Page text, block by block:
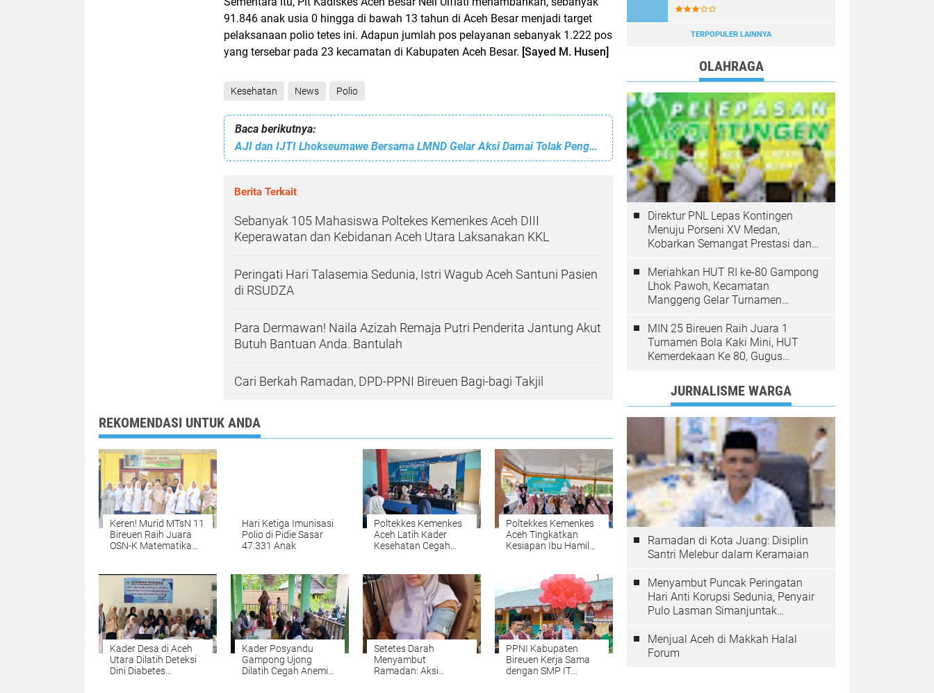
91.846 anak usia 0 hingga di bawah 13 tahun di Aceh Besar menjadi target
pelaksanaan polio tetes ini. Adapun jumlah pos pelayanan sebanyak 1.222 pos
yang tersebar pada 23 kecamatan di Kabupaten Aceh Besar. [Sayed M. Husen]
Kesehatan News Polio
Baca berikutnya:
AJI dan IJTI Lhokseumawe Bersama LMND Gelar Aksi Damai Tolak Pengesahan RKUHP
Berita Terkait
Sebanyak 105 Mahasiswa Poltekes Kemenkes Aceh DIII
Keperawatan dan Kebidanan Aceh Utara Laksanakan KKL
Peringati Hari Talasemia Sedunia, Istri Wagub Aceh Santuni Pasien
di RSUDZA
Para Dermawan! Naila Azizah Remaja Putri Penderita Jantung Akut
Butuh Bantuan Anda. Bantulah
Cari Berkah Ramadan, DPD-PPNI Bireuen Bagi-bagi Takjil
REKOMENDASI UNTUK ANDA
Keren! Murid MTsN 11
Bireuen Raih Juara
OSN-K Matematika
Hari Ketiga Imunisasi
Polio di Pidie Sasar
47.331 Anak
Poltekkes Kemenkes
Aceh Latih Kader
Kesehatan Cegah
"Gasting"
Poltekkes Kemenkes
Aceh Tingkatkan
Kesiapan Ibu Hamil
Persalinan Berbasis
Kearifan Lokal
Kader Desa di Aceh
Utara Dilatih Deteksi
Dini Diabetes
Kader Posyandu
Gampong Ujong
Dilatih Cegah Anemia
Setetes Darah
Menyambut
Ramadan: Aksi
PPNI Kabupaten
Bireuen Kerja Sama
dengan SMP IT
TERPOPULER LAINNYA
OLAHRAGA
Direktur PNL Lepas Kontingen
Menuju Porseni XV Medan,
Kobarkan Semangat Prestasi dan
Meriahkan HUT RI ke-80 Gampong
Lhok Pawoh, Kecamatan
Manggeng Gelar Turnamen
MIN 25 Bireuen Raih Juara 1
Turnamen Bola Kaki Mini, HUT
Kemerdekaan Ke 80, Gugus
JURNALISME WARGA
Ramadan di Kota Juang: Disiplin
Santri Melebur dalam Keramaian
Menyambut Puncak Peringatan
Hari Anti Korupsi Sedunia, Penyair
Pulo Lasman Simanjuntak
Korupsi di Indonesia
Menjual Aceh di Makkah Halal
Forum